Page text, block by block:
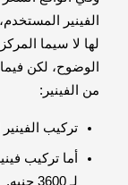
الفينير
لها لا سيما
الوضوح، لكن فيما
من الفينير:
تركيب الفينير
لـ 3600 جنيه.